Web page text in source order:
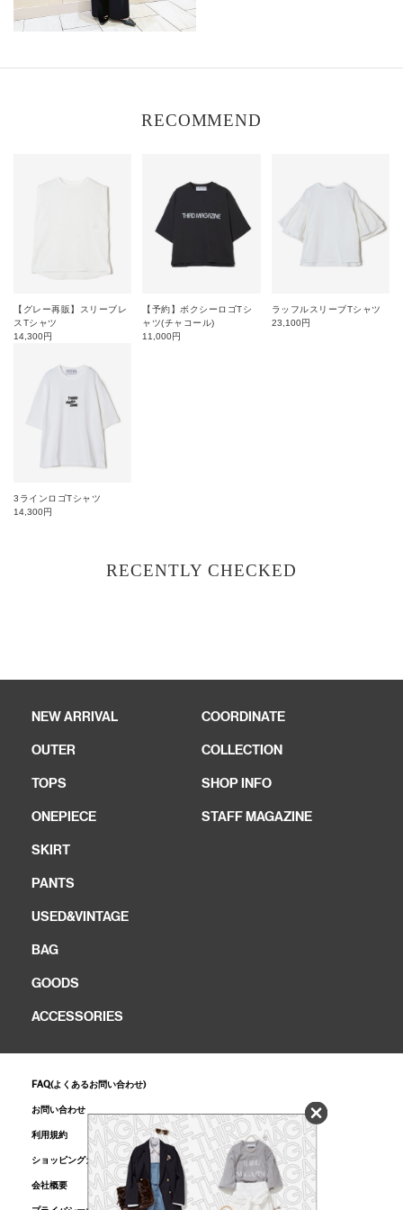
RECOMMEND
【グレー再販】スリーブレ
スTシャツ
14,300円
【予約】ボクシーロゴTシ
ャツ(チャコール)
11,000円
ラッフルスリーブTシャツ
23,100円
3ラインロゴTシャツ
14,300円
RECENTLY CHECKED
NEW ARRIVAL
OUTER
TOPS
ONEPIECE
SKIRT
PANTS
USED&VINTAGE
BAG
GOODS
ACCESSORIES
COORDINATE
COLLECTION
SHOP INFO
STAFF MAGAZINE
FAQ(よくあるお問い合わせ)
お問い合わせ
利用規約
ショッピングガイド
会社概要